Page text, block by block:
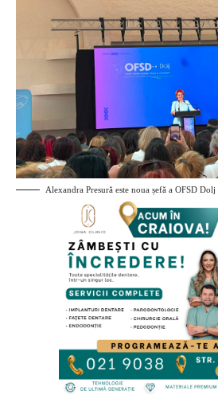
Alexandra Presură este noua șefă a OFSD Dolj